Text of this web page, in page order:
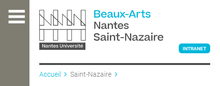
contenu
INTRANET
Accueil Saint-Nazaire